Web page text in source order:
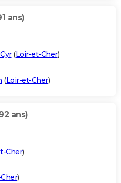
ans)
(Loir-et-Cher)
(Loir-et-Cher)
ans)
Cher)
)